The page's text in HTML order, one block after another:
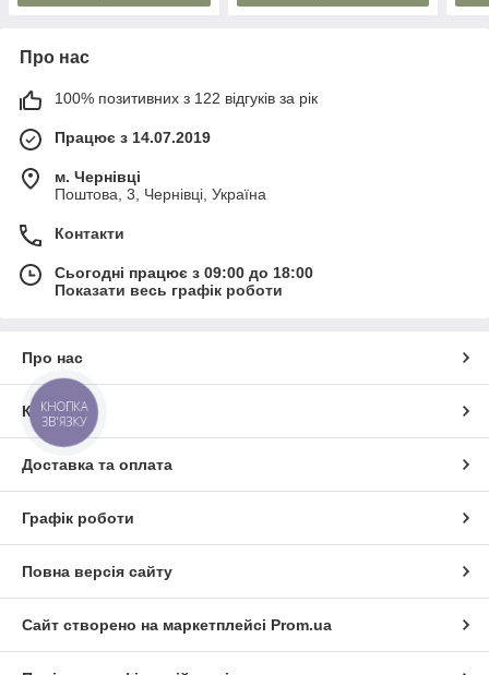
Про нас
100% позитивних з 122 відгуків за рік
Працює з 14.07.2019
м. Чернівці
Поштова, 3, Чернівці, Україна
Контакти
Сьогодні працює з 09:00 до 18:00
Показати весь графік роботи
Про нас
Контакти
Доставка та оплата
Графік роботи
Повна версія сайту
Сайт створено на маркетплейсі Prom.ua
КНОПКА
ЗВ'ЯЗКУ